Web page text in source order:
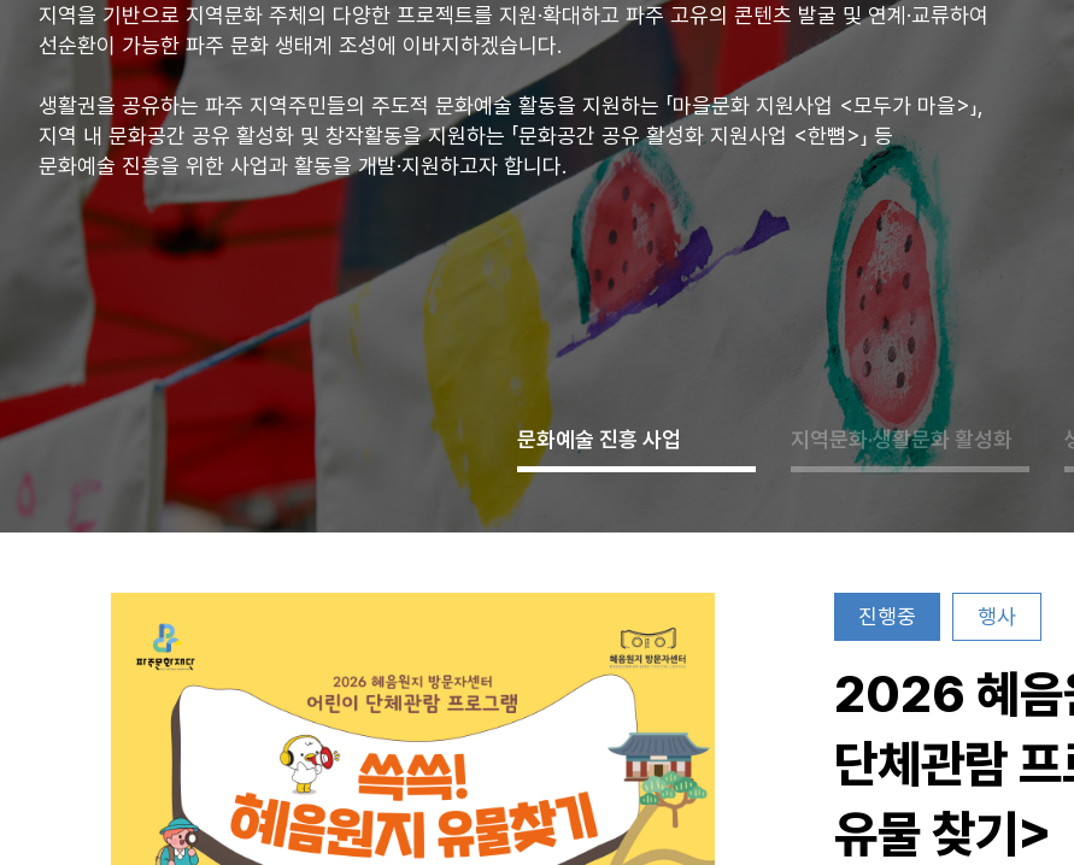
지역을 기반으로 지역문화 주체의 다양한 프로젝트를 지원·확대하고 파주 고유의 콘텐츠 발굴 및 연계·교류하여
선순환이 가능한 파주 문화 생태계 조성에 이바지하겠습니다.
생활권을 공유하는 파주 지역주민들의 주도적 문화예술 활동을 지원하는 「마을문화 지원사업 <모두가 마을>」,
지역 내 문화공간 공유 활성화 및 창작활동을 지원하는 「문화공간 공유 활성화 지원사업 <한뼘>」 등
문화예술 진흥을 위한 사업과 활동을 개발·지원하고자 합니다.
문화예술 진흥 사업 지역문화·생활문화 활성화
진행중 행사
2026 혜음
단체관람 프
유물 찾기>